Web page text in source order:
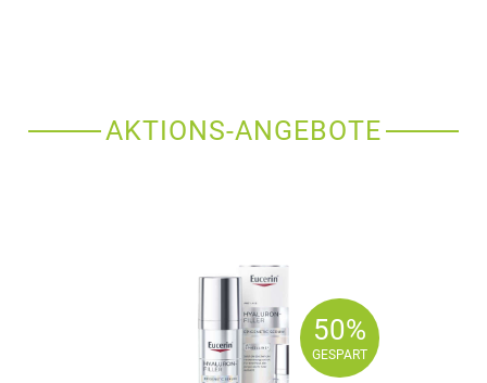
AKTIONS-ANGEBOTE
50%
GESPART
50%
GESPART